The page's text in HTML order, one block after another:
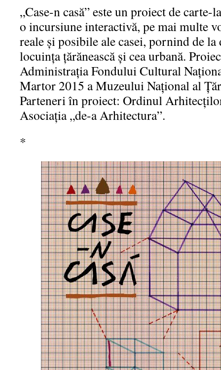
„Case-n casă” este un proiect de
o incursiune interactivă, pe mai multe
reale și posibile ale casei, pornind de
locuința țărănească și cea urbană.
Administrația Fondului Cultural
Martor 2015 a Muzeului Național al
Parteneri în proiect: Ordinul
Asociația „de-a Arhitectura”.
*